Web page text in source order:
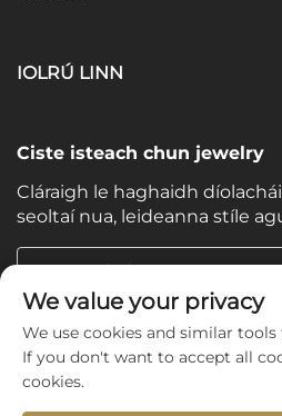
IOLRÚ LINN
Ciste isteach chun jewelry
Cláraigh le haghaidh
seoltaí nua, leideanna stíle
Do Ríomhphost
Subscribe
We value your privacy
We use cookies and similar
If you don't want to accept all
cookies.